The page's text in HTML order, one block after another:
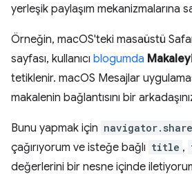
yerleşik paylaşım mekanizmalarına
Örneğin, macOS'teki masaüstü
sayfası, kullanıcı blogumda
tetiklenir. macOS Mesajlar
makalenin bağlantısını bir
Bunu yapmak için
çağırıyorum ve isteğe bağlı title ,
değerlerini bir nesne içinde